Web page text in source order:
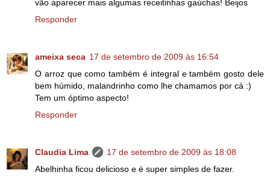
vão aparecer mais algumas receitinhas gaúchas! Beijos
Responder
ameixa seca 17 de setembro de 2009 às 16:54
O arroz que como também é integral e também gosto dele
bem húmido, malandrinho como lhe chamamos por cá :)
Tem um óptimo aspecto!
Responder
Claudia Lima
17 de setembro de 2009 às 18:08
Abelhinha ficou delicioso e é super simples de fazer.